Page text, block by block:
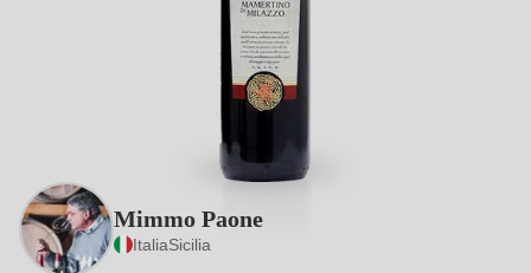
Mimmo Paone
ItaliaSicilia